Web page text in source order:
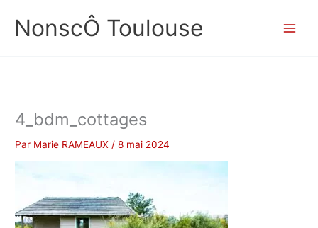
contenu
NonscÔ Toulouse
4_bdm_cottages
Par Marie RAMEAUX /8 mai 2024